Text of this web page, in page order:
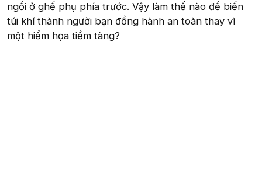
ngồi ở ghế phụ phía trước. Vậy làm thế nào để biến
túi khí thành người bạn đồng hành an toàn thay vì
một hiểm họa tiềm tàng?